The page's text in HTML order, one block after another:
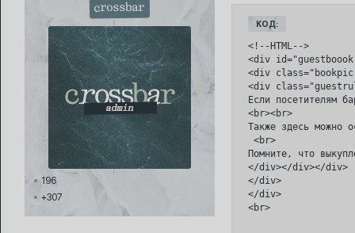
crossbar
196
+307
КОД:
<!--HTML-->
<div
<div
<div
Если посетителям
<br><br>
Также здесь можно
<br>
Помните, что
</div></div></div>
</div>
</div>